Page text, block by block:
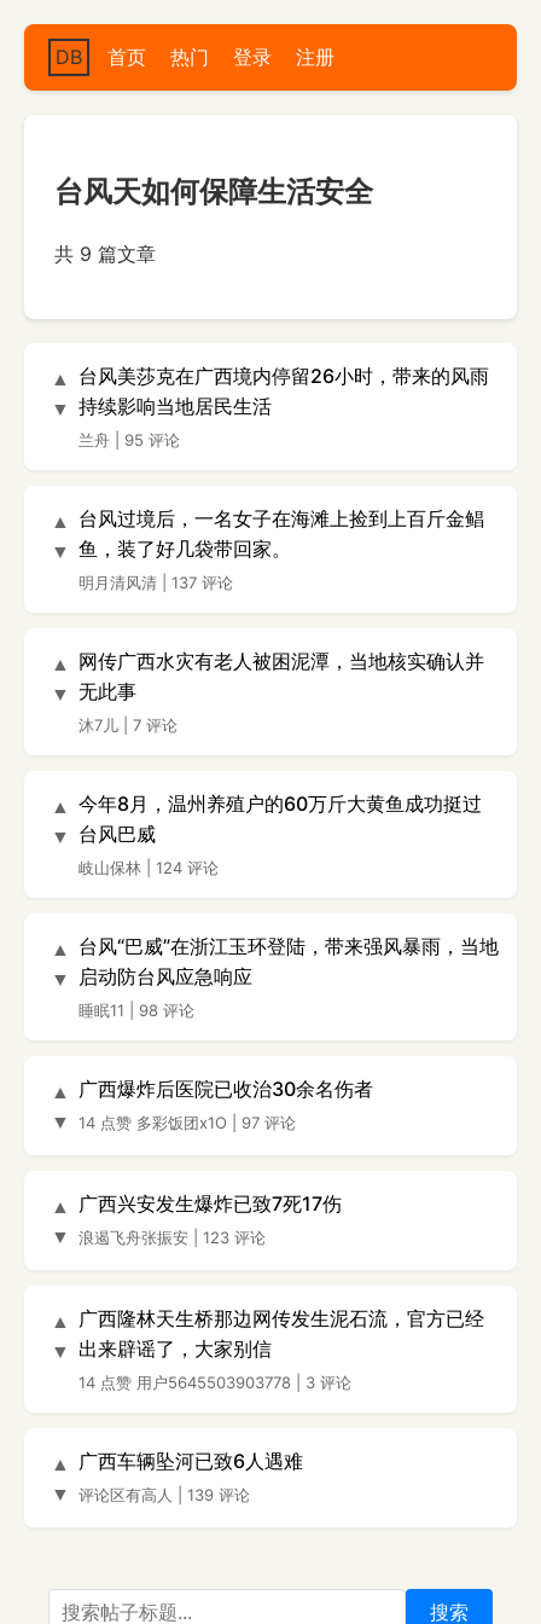
DB 首页 热门 登录 注册
台风天如何保障生活安全
共 9 篇文章
▲
▼
台风美莎克在广西境内停留26小时，带来的风雨
持续影响当地居民生活
兰舟 95 评论
▲
▼
台风过境后，一名女子在海滩上捡到上百斤金鲳
鱼，装了好几袋带回家。
明月清风清 137 评论
▲
▼
网传广西水灾有老人被困泥潭，当地核实确认并
无此事
沐7儿 7 评论
▲
▼
今年8月，温州养殖户的60万斤大黄鱼成功挺过
台风巴威
岐山保林 124 评论
▲
▼
台风“巴威”在浙江玉环登陆，带来强风暴雨，当地
启动防台风应急响应
睡眠11 98 评论
▲
▼
广西爆炸后医院已收治30余名伤者
14 点赞 多彩饭团x1O 97 评论
▲
▼
广西兴安发生爆炸已致7死17伤
浪遏飞舟张振安 123 评论
▲
▼
广西隆林天生桥那边网传发生泥石流，官方已经
出来辟谣了，大家别信
14 点赞 用户5645503903778 3 评论
▲
▼
广西车辆坠河已致6人遇难
评论区有高人 139 评论
搜索